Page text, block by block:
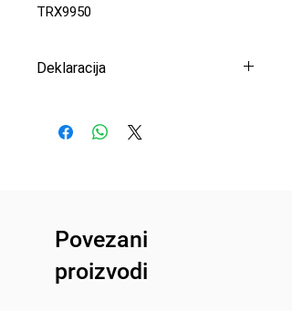
TRX9950
Deklaracija
d.o.o
Povezani
proizvodi